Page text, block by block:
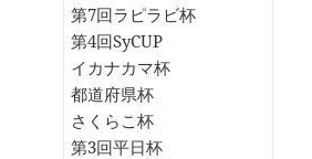
第7回ラピラビ杯
第4回SyCUP
イカナカマ杯
都道府県杯
さくらこ杯
第3回平日杯